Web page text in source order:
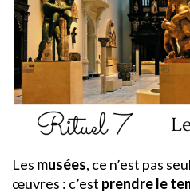
Les musées, ce n’est pas
œuvres : c’est prendre le